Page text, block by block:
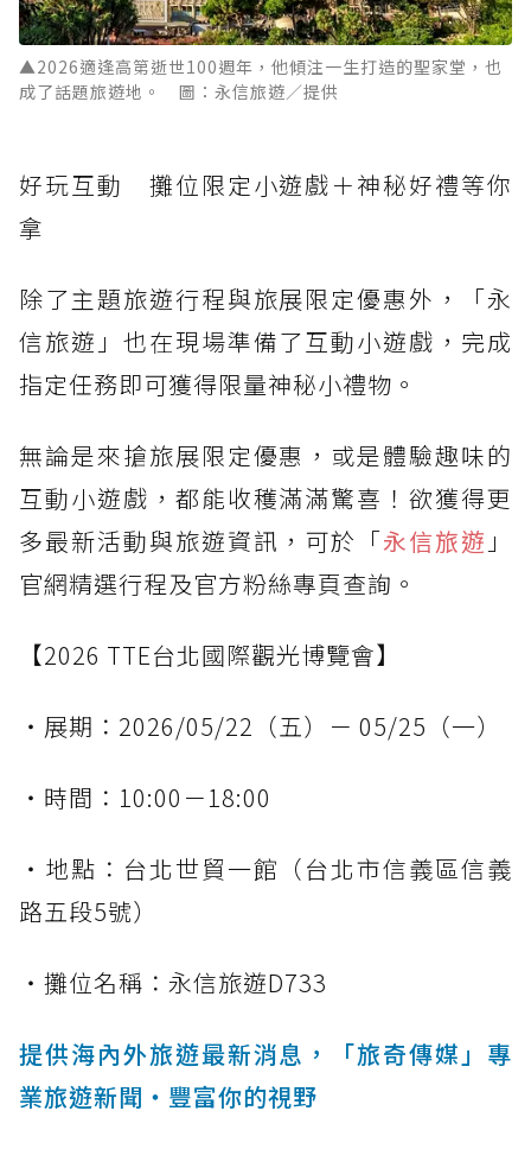
▲2026適逢高第逝世100週年，他傾注一生打造的聖家堂，也
成了話題旅遊地。 圖：永信旅遊／提供
好玩互動 攤位限定小遊戲＋神秘好禮等你
拿
除了主題旅遊行程與旅展限定優惠外，「永
信旅遊」也在現場準備了互動小遊戲，完成
指定任務即可獲得限量神秘小禮物。
無論是來搶旅展限定優惠，或是體驗趣味的
互動小遊戲，都能收穫滿滿驚喜！欲獲得更
多最新活動與旅遊資訊，可於「永信旅遊 」
官網精選行程及官方粉絲專頁查詢。
【2026 TTE台北國際觀光博覽會】
・展期：2026/05/22（五）－ 05/25（一）
・時間：10:00－18:00
・地點：台北世貿一館（台北市信義區信義
路五段5號）
・攤位名稱：永信旅遊D733
提供海內外旅遊最新消息，「旅奇傳媒」專
業旅遊新聞‧豐富你的視野